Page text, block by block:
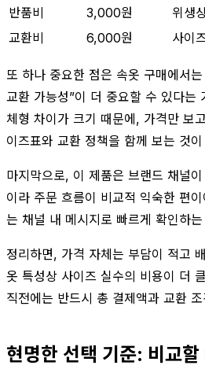
반품비
3,000원
위생
교환비
6,000원 사이
또 하나 중요한 점은 속옷 구매에서
교환 가능성”이 더 중요할 수 있다는
체형 차이가 크기 때문에, 가격만 보
이즈표와 교환 정책을 함께 보는 것
마지막으로, 이 제품은 브랜드 채널
이라 주문 흐름이 비교적 익숙한 편
는 채널 내 메시지로 빠르게 확인하
정리하면, 가격 자체는 부담이 적고
옷 특성상 사이즈 실수의 비용이 더
직전에는 반드시 총 결제액과 교환
현명한 선택 기준: 비교